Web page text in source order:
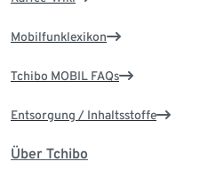
Mobilfunklexikon
Tchibo MOBIL FAQs
Entsorgung / Inhaltsstoffe
Über Tchibo